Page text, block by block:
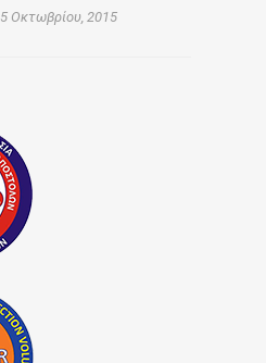
5 Οκτωβρίου, 2015